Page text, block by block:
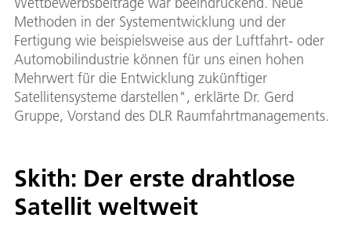
Methoden in der Systementwicklung und der
Fertigung wie beispielsweise aus der Luftfahrt- oder
Automobilindustrie können für uns einen hohen
Mehrwert für die Entwicklung zukünftiger
Satellitensysteme darstellen", erklärte Dr. Gerd
Gruppe, Vorstand des DLR Raumfahrtmanagements.
Skith: Der erste drahtlose
Satellit weltweit